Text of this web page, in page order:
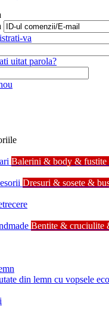
va
uitat parola?
Balerini & body &
Dresuri & sosete &
Bentite & cruciulite
din lemn cu vopsele